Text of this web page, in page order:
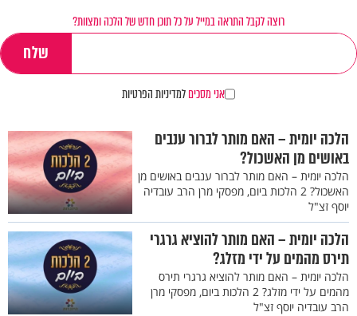
רוצה לקבל התראה במייל על כל תוכן חדש של הלכה ומצוות?
אני מסכיםלמדיניות הפרטיות
הלכה יומית – האם מותר לברור ענבים
באושים מן האשכול?
הלכה יומית – האם מותר לברור ענבים באושים מן
האשכול? 2 הלכות ביום, מפסקי מרן הרב עובדיה
יוסף זצ"ל
הלכה יומית – האם מותר להוציא גרגרי
תירס מהמים על ידי מזלג?
הלכה יומית – האם מותר להוציא גרגרי תירס
מהמים על ידי מזלג? 2 הלכות ביום, מפסקי מרן
הרב עובדיה יוסף זצ"ל